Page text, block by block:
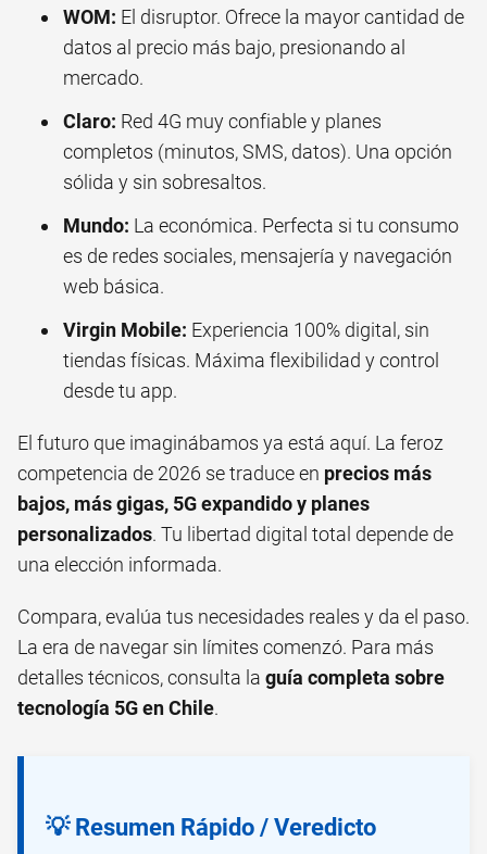
WOM: El disruptor. Ofrece la mayor cantidad de
datos al precio más bajo, presionando al
mercado.
Claro: Red 4G muy confiable y planes
completos (minutos, SMS, datos). Una opción
sólida y sin sobresaltos.
Mundo: La económica. Perfecta si tu consumo
es de redes sociales, mensajería y navegación
web básica.
Virgin Mobile: Experiencia 100% digital, sin
tiendas físicas. Máxima flexibilidad y control
desde tu app.
El futuro que imaginábamos ya está aquí. La feroz
competencia de 2026 se traduce en precios más
bajos, más gigas, 5G expandido y planes
personalizados. Tu libertad digital total depende de
una elección informada.
Compara, evalúa tus necesidades reales y da el paso.
La era de navegar sin límites comenzó. Para más
detalles técnicos, consulta la guía completa sobre
tecnología 5G en Chile.
💡 Resumen Rápido / Veredicto